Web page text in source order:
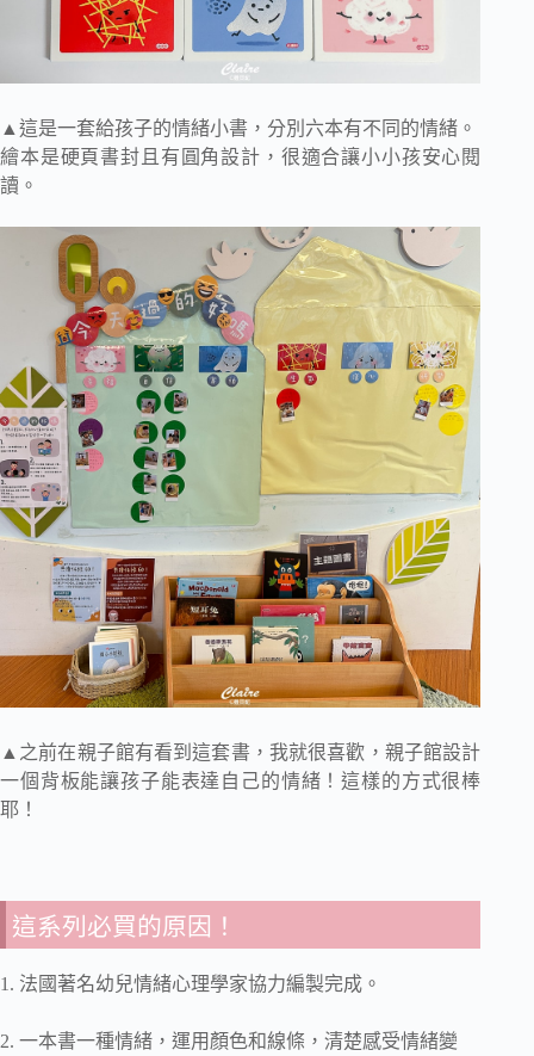
▲這是一套給孩子的情緒小書，分別六本有不同的情緒。
繪本是硬頁書封且有圓角設計，很適合讓小小孩安心閱
讀。
▲之前在親子館有看到這套書，我就很喜歡，親子館設計
一個背板能讓孩子能表達自己的情緒！這樣的方式很棒
耶！
這系列必買的原因！
1. 法國著名幼兒情緒心理學家協力編製完成。
2. 一本書一種情緒，運用顏色和線條，清楚感受情緒變